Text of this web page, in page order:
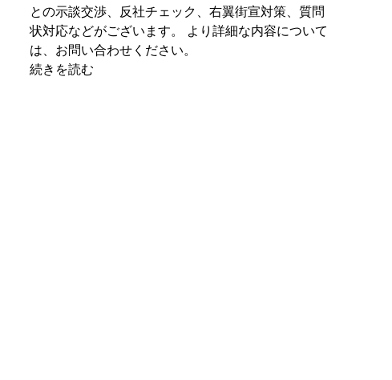
との示談交渉、反社チェック、右翼街宣対策、質問
状対応などがございます。 より詳細な内容について
は、お問い合わせください。
続きを読む